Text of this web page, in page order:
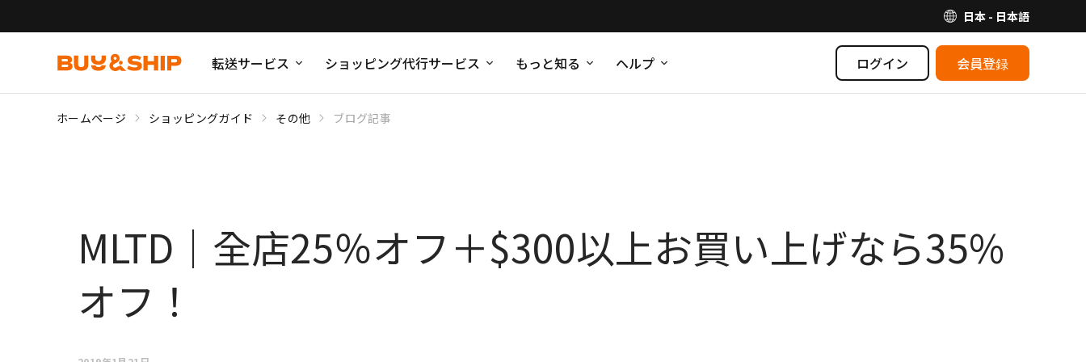
日本 - 日本語
転送サービス ショッピング代行サービス もっと知る ヘルプ ログイン 会員登録
ホームページ ショッピングガイド その他 ブログ記事
MLTD｜全店25％オフ＋$300以上お買い上げなら35%
オフ！